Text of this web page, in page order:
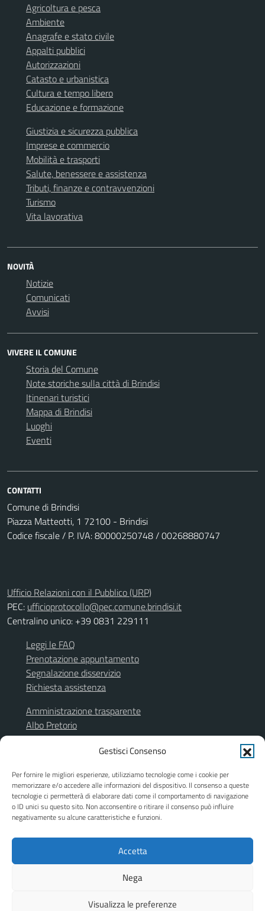
Gestisci Consenso
Per fornire le migliori esperienze, utilizziamo tecnologie come i cookie per
memorizzare e/o accedere alle informazioni del dispositivo. Il consenso a queste
tecnologie ci permetterà di elaborare dati come il comportamento di navigazione
o ID unici su questo sito. Non acconsentire o ritirare il consenso può influire
negativamente su alcune caratteristiche e funzioni.
Accetta
Nega
Visualizza le preferenze
Agricoltura e pesca
Ambiente
Anagrafe e stato civile
Appalti pubblici
Autorizzazioni
Catasto e urbanistica
Cultura e tempo libero
Educazione e formazione
Giustizia e sicurezza pubblica
Imprese e commercio
Mobilità e trasporti
Salute, benessere e assistenza
Tributi, finanze e contravvenzioni
Turismo
Vita lavorativa
NOVITÀ
Notizie
Comunicati
Avvisi
VIVERE IL COMUNE
Storia del Comune
Note storiche sulla città di Brindisi
Itinenari turistici
Mappa di Brindisi
Luoghi
Eventi
CONTATTI
Comune di Brindisi
Piazza Matteotti, 1 72100 - Brindisi
Codice fiscale / P. IVA: 80000250748 / 00268880747
Ufficio Relazioni con il Pubblico (URP)
PEC: ufficioprotocollo@pec.comune.brindisi.it
Centralino unico: +39 0831 229111
Leggi le FAQ
Prenotazione appuntamento
Segnalazione disservizio
Richiesta assistenza
Amministrazione trasparente
Albo Pretorio
Segnalazione illeciti
Informativa privacy
Dichiarazione di accessibilità
Obiettivi di accessibilità
Piano di miglioramento del sito
SEGUICI SU